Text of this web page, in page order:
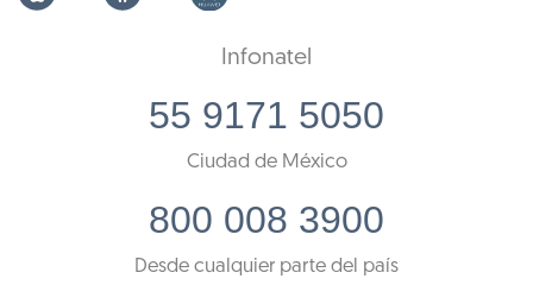
Infonatel
55 9171 5050
Ciudad de México
800 008 3900
Desde cualquier parte del país